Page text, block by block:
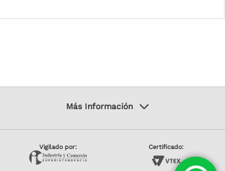
Vigilado por: Certificado: